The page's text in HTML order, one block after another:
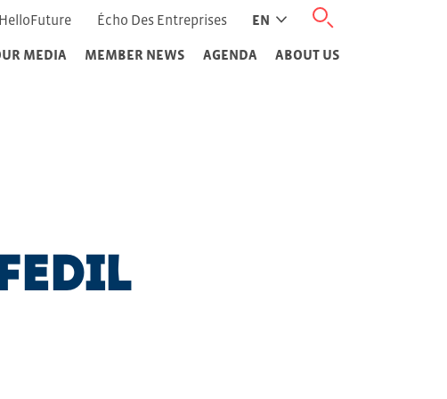
HelloFuture Écho Des Entreprises EN
MEDIA MEMBER NEWS AGENDA ABOUT US